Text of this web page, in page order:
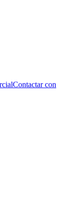
Contactar con